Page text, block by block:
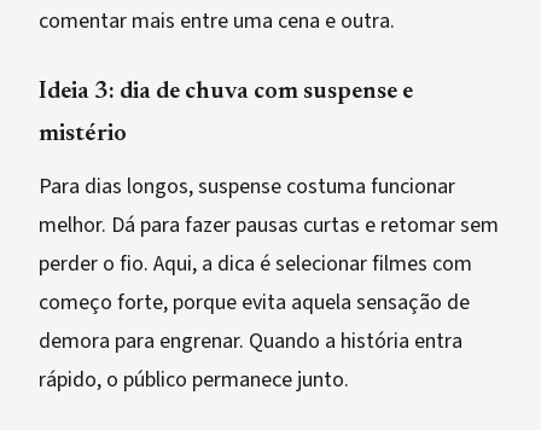
comentar mais entre uma cena e outra.
Ideia 3: dia de chuva com suspense e
mistério
Para dias longos, suspense costuma funcionar
melhor. Dá para fazer pausas curtas e retomar sem
perder o fio. Aqui, a dica é selecionar filmes com
começo forte, porque evita aquela sensação de
demora para engrenar. Quando a história entra
rápido, o público permanece junto.